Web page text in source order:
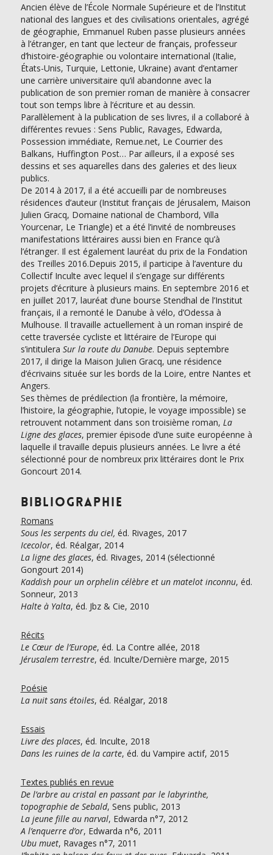
Ancien élève de l’École Normale Supérieure et de l’Institut
national des langues et des civilisations orientales, agrégé
de géographie, Emmanuel Ruben passe plusieurs années
à l’étranger, en tant que lecteur de français, professeur
d’histoire-géographie ou volontaire international (Italie,
États-Unis, Turquie, Lettonie, Ukraine) avant d’entamer
une carrière universitaire qu’il abandonne avec la
publication de son premier roman de manière à consacrer
tout son temps libre à l’écriture et au dessin.
Parallèlement à la publication de ses livres, il a collaboré à
différentes revues : Sens Public, Ravages, Edwarda,
Possession immédiate, Remue.net, Le Courrier des
Balkans, Huffington Post… Par ailleurs, il a exposé ses
dessins et ses aquarelles dans des galeries et des lieux
publics.
De 2014 à 2017, il a été accueilli par de nombreuses
résidences d’auteur (Institut français de Jérusalem, Maison
Julien Gracq, Domaine national de Chambord, Villa
Yourcenar, Le Triangle) et a été l’invité de nombreuses
manifestations littéraires aussi bien en France qu’à
l’étranger. Il est également lauréat du prix de la Fondation
des Treilles 2016.Depuis 2015, il participe à l’aventure du
Collectif Inculte avec lequel il s’engage sur différents
projets d’écriture à plusieurs mains. En septembre 2016 et
en juillet 2017, lauréat d’une bourse Stendhal de l’Institut
français, il a remonté le Danube à vélo, d’Odessa à
Mulhouse. Il travaille actuellement à un roman inspiré de
cette traversée cycliste et littéraire de l’Europe qui
s’intitulera Sur la route du Danube. Depuis septembre
2017, il dirige la Maison Julien Gracq, une résidence
d’écrivains située sur les bords de la Loire, entre Nantes et
Angers.
Ses thèmes de prédilection (la frontière, la mémoire,
l’histoire, la géographie, l’utopie, le voyage impossible) se
retrouvent notamment dans son troisième roman, La
Ligne des glaces, premier épisode d’une suite européenne à
laquelle il travaille depuis plusieurs années. Le livre a été
sélectionné pour de nombreux prix littéraires dont le Prix
Goncourt 2014.
Bibliographie
Romans
Sous les serpents du ciel, éd. Rivages, 2017
Icecolor, éd. Réalgar, 2014
La ligne des glaces, éd. Rivages, 2014 (sélectionné
Gongourt 2014)
Kaddish pour un orphelin célèbre et un matelot inconnu, éd.
Sonneur, 2013
Halte à Yalta, éd. Jbz & Cie, 2010
Récits
Le Cœur de l’Europe, éd. La Contre allée, 2018
Jérusalem terrestre, éd. Inculte/Dernière marge, 2015
Poésie
La nuit sans étoiles, éd. Réalgar, 2018
Essais
Livre des places, éd. Inculte, 2018
Dans les ruines de la carte, éd. du Vampire actif, 2015
Textes publiés en revue
De l’arbre au cristal en passant par le labyrinthe,
topographie de Sebald, Sens public, 2013
La jeune fille au narval, Edwarda n°7, 2012
A l’enquerre d’or, Edwarda n°6, 2011
Ubu muet, Ravages n°7, 2011